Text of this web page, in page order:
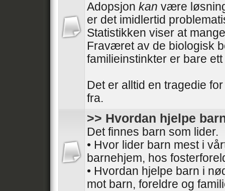
Adopsjon kan være
er det imidlertid
Statistikken viser at
Fraværet av de biologisk
familieinstinkter er bare
Det er alltid en tragedie
fra.
>> Hvordan hjelpe
Det finnes barn som lider.
• Hvor lider barn mest i
barnehjem, hos
• Hvordan hjelpe barn i
mot barn, foreldre og